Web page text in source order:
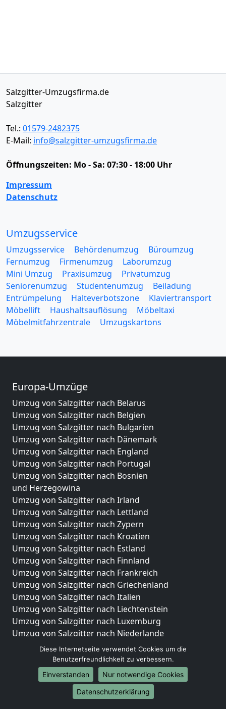
Salzgitter-Umzugsfirma.de
Salzgitter
Tel.: 01579-2482375
E-Mail: info@salzgitter-umzugsfirma.de
Öffnungszeiten: Mo - Sa: 07:30 - 18:00 Uhr
Impressum
Datenschutz
Umzugsservice
Umzugsservice Behördenumzug
Büroumzug
Fernumzug
Firmenumzug
Laborumzug
Mini Umzug
Praxisumzug
Privatumzug
Seniorenumzug
Studentenumzug
Beiladung
Entrümpelung
Halteverbotszone
Klaviertransport
Möbellift
Haushaltsauflösung
Möbeltaxi
Möbelmitfahrzentrale
Umzugskartons
Europa-Umzüge
Umzug von Salzgitter nach Belarus
Umzug von Salzgitter nach Belgien
Umzug von Salzgitter nach Bulgarien
Umzug von Salzgitter nach Dänemark
Umzug von Salzgitter nach England
Umzug von Salzgitter nach Portugal
Umzug von Salzgitter nach Bosnien
und Herzegowina
Umzug von Salzgitter nach Irland
Umzug von Salzgitter nach Lettland
Umzug von Salzgitter nach Zypern
Umzug von Salzgitter nach Kroatien
Umzug von Salzgitter nach Estland
Umzug von Salzgitter nach Finnland
Umzug von Salzgitter nach Frankreich
Umzug von Salzgitter nach Griechenland
Umzug von Salzgitter nach Italien
Umzug von Salzgitter nach Liechtenstein
Umzug von Salzgitter nach Luxemburg
Umzug von Salzgitter nach Niederlande
Umzug von Salzgitter nach Norwegen
Umzüge-Deutschlandweit
Umzug von Salzgitter nach Berlin
Umzug von Salzgitter nach Hamburg
Diese Internetseite verwendet Cookies um die
Benutzerfreundlichkeit zu verbessern.
Einverstanden
Nur notwendige Cookies
Datenschutzerklärung